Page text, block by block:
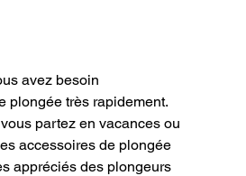
avez besoin
plongée très rapidement.
partez en vacances ou
accessoires de plongée
appréciés des plongeurs